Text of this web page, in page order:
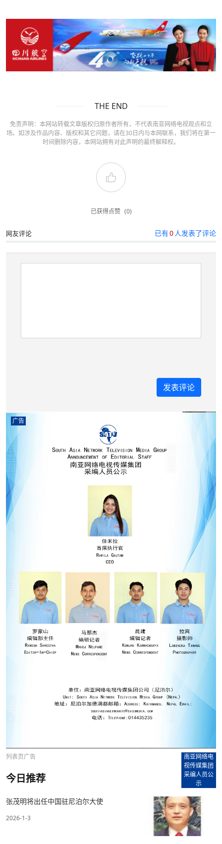
THE END
免责声明：本网站转载文章版权归原作者所有，不代表南亚网络电视观点和立
场。如涉及作品内容、版权和其它问题，请在30日内与本网联系，我们将在第一
时间删除内容，本网站拥有对此声明的最终解释权。
已获得点赞 (0)
网友评论 已有0人发表了评论
广告
列表页广告
南亚网络电
视传媒集团
采编人员公
示
今日推荐
张茂明将出任中国驻尼泊尔大使
2026-1-3